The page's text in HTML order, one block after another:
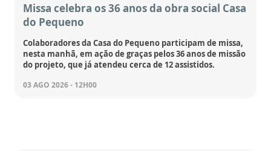
Missa celebra os 36 anos da obra social Casa
do Pequeno
Colaboradores da Casa do Pequeno participam de missa,
nesta manhã, em ação de graças pelos 36 anos de missão
do projeto, que já atendeu cerca de 12 assistidos.
03 AGO 2026 - 12H00